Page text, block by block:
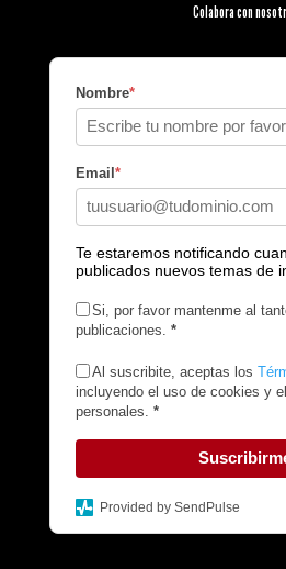
Colabora con
Nombre*
Email *
Te estaremos notificando
publicados nuevos temas de
Si, por favor mantenme al
publicaciones. *
Al suscribite, aceptas los
incluyendo el uso de cookies y
personales. *
Provided by SendPulse